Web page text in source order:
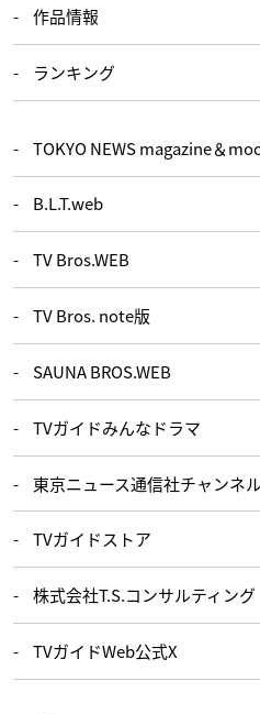
作品情報
ランキング
TOKYO NEWS magazine＆
B.L.T.web
TV Bros.WEB
TV Bros. note版
SAUNA BROS.WEB
TVガイドみんなドラマ
東京ニュース通信社チャンネル
TVガイドストア
株式会社T.S.コンサルティング
TVガイドWeb公式X